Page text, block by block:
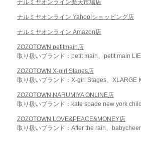
ナルミヤオンライン楽天市場店
ナルミヤオンライン Yahoo!ショッピング店
ナルミヤオンライン Amazon店
ZOZOTOWN petitmain店
取り扱いブランド：petit main、petit main
ZOZOTOWN X-girl Stages店
取り扱いブランド：X-girl Stages、XLARGE
ZOZOTOWN NARUMIYA ONLINE店
取り扱いブランド：kate spade new york
ZOZOTOWN LOVE&PEACE&MONEY店
取り扱いブランド：After the rain、